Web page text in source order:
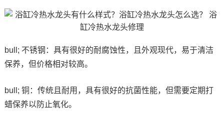
bull; 不锈钢：具有很好的耐腐蚀性，且外观现代，易于清洁
保养，但价格相对较高。
bull; 铜：传统且耐用，具有很好的抗菌性能，但需要定期打
蜡保养以防止氧化。